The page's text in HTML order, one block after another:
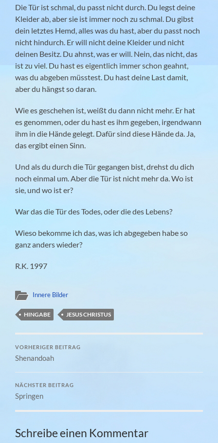
Die Tür ist schmal, du passt nicht durch. Du legst deine
Kleider ab, aber sie ist immer noch zu schmal. Du gibst
dein letztes Hemd, alles was du hast, aber du passt noch
nicht hindurch. Er will nicht deine Kleider und nicht
deinen Besitz. Du ahnst, was er will. Nein, das nicht, das
ist zu viel. Du hast es eigentlich immer schon geahnt,
was du abgeben müsstest. Du hast deine Last damit,
aber du hängst so daran.
Wie es geschehen ist, weißt du dann nicht mehr. Er hat
es genommen, oder du hast es ihm gegeben, irgendwann
ihm in die Hände gelegt. Dafür sind diese Hände da. Ja,
das ergibt einen Sinn.
Und als du durch die Tür gegangen bist, drehst du dich
noch einmal um. Aber die Tür ist nicht mehr da. Wo ist
sie, und wo ist er?
War das die Tür des Todes, oder die des Lebens?
Wieso bekomme ich das, was ich abgegeben habe so
ganz anders wieder?
R.K. 1997
Innere Bilder
HINGABE JESUS CHRISTUS
VORHERIGER BEITRAG
Shenandoah
NÄCHSTER BEITRAG
Springen
Schreibe einen Kommentar